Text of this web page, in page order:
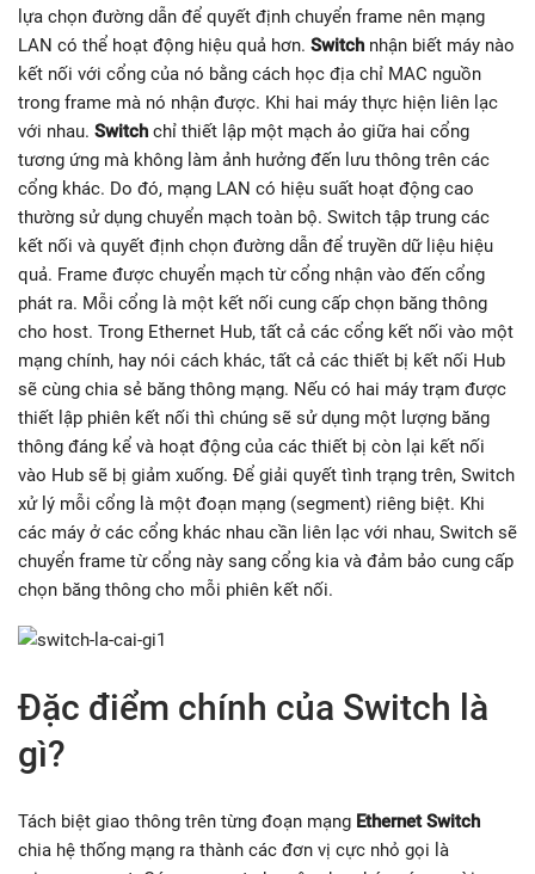
lựa chọn đường dẫn để quyết định chuyển frame nên mạng
LAN có thể hoạt động hiệu quả hơn. Switch nhận biết máy nào
kết nối với cổng của nó bằng cách học địa chỉ MAC nguồn
trong frame mà nó nhận được. Khi hai máy thực hiện liên lạc
với nhau. Switch chỉ thiết lập một mạch ảo giữa hai cổng
tương ứng mà không làm ảnh hưởng đến lưu thông trên các
cổng khác. Do đó, mạng LAN có hiệu suất hoạt động cao
thường sử dụng chuyển mạch toàn bộ. Switch tập trung các
kết nối và quyết định chọn đường dẫn để truyền dữ liệu hiệu
quả. Frame được chuyển mạch từ cổng nhận vào đến cổng
phát ra. Mỗi cổng là một kết nối cung cấp chọn băng thông
cho host. Trong Ethernet Hub, tất cả các cổng kết nối vào một
mạng chính, hay nói cách khác, tất cả các thiết bị kết nối Hub
sẽ cùng chia sẻ băng thông mạng. Nếu có hai máy trạm được
thiết lập phiên kết nối thì chúng sẽ sử dụng một lượng băng
thông đáng kể và hoạt động của các thiết bị còn lại kết nối
vào Hub sẽ bị giảm xuống. Để giải quyết tình trạng trên, Switch
xử lý mỗi cổng là một đoạn mạng (segment) riêng biệt. Khi
các máy ở các cổng khác nhau cần liên lạc với nhau, Switch sẽ
chuyển frame từ cổng này sang cổng kia và đảm bảo cung cấp
chọn băng thông cho mỗi phiên kết nối.
Đặc điểm chính của Switch là
gì?
Tách biệt giao thông trên từng đoạn mạng Ethernet Switch
chia hệ thống mạng ra thành các đơn vị cực nhỏ gọi là